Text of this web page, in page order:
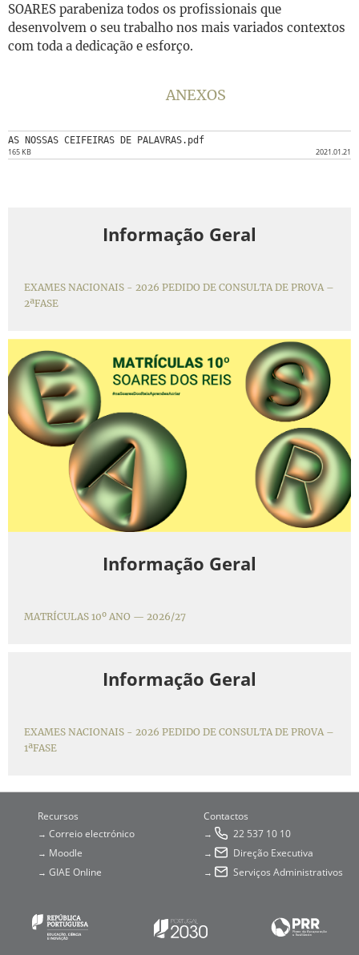
SOARES parabeniza todos os profissionais que
desenvolvem o seu trabalho nos mais variados contextos
com toda a dedicação e esforço.
ANEXOS
AS NOSSAS CEIFEIRAS DE PALAVRAS.pdf
165 KB 2021.01.21
Informação Geral
EXAMES NACIONAIS - 2026 PEDIDO DE CONSULTA DE PROVA –
2ªFASE
Informação Geral
MATRÍCULAS 10º ANO — 2026/27
Informação Geral
EXAMES NACIONAIS - 2026 PEDIDO DE CONSULTA DE PROVA –
1ªFASE
Recursos
→ Correio electrónico
→ Moodle
→ GIAE Online
Contactos
→ 22 537 10 10
→ Direção Executiva
→ Serviços Administrativos